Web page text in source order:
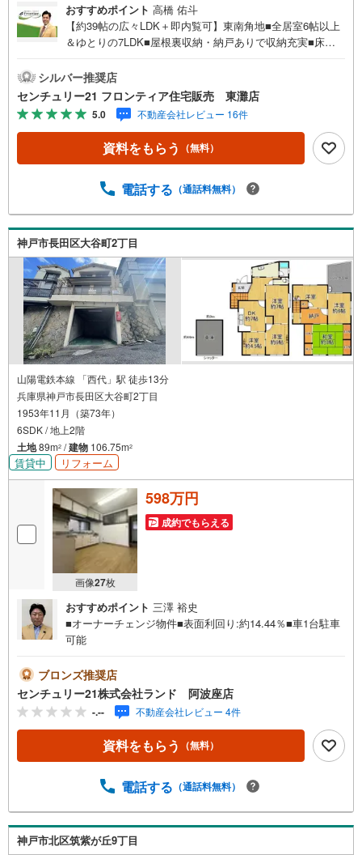
おすすめポイント 高橋 佑斗
【約39帖の広々LDK＋即内覧可】東南角地■全居室6帖以上
＆ゆとりの7LDK■屋根裏収納・納戸ありで収納充実■床暖
付きで多世帯にも 特徴・神戸市西神山手線「板宿」駅徒歩
7分の利便性・外壁4面タイル貼りの重厚感ある外観・駐車
スペースは2台分を確保・浴室・玄関には大理石を使用・リ
ビング階段採用で家族の気配が感じられる・3階建て・バル
コニー付きの明るい住空間・生活施設が身近に揃う便利な
住環境 立地・五位の池小学校まで徒歩約5分・高取台中学
ロ、ファイナンシャルプランナーが資金計画をサポート！
くさんの銀行と繋がりがあるため、最も低金利になるよう
に審査が可能！4.物件のお引渡し後に必要になったお家の
リフォームも弊社のリフォームプランナーがご提案！5.定
期的にご連絡を繋ぎ、有事の際に迅速にサポートいたしま
す
シルバー推奨店
センチュリー21 フロンティア住宅販売 東灘店
5.0 不動産会社レビュー 16件
資料をもらう （無料）
電話する （通話料無料）
神戸市長田区大谷町2丁目
山陽電鉄本線 「西代」駅 徒歩13分
兵庫県神戸市長田区大谷町2丁目
1953年11月（築73年）
6SDK / 地上2階
土地89m2 /建物 106.75m2
賃貸中 リフォーム
画像27枚
598万円
成約でもらえる
おすすめポイント 三澤 裕史
■オーナーチェンジ物件■表面利回り:約14.44％■車1台駐車
可能
ブロンズ推奨店
センチュリー21株式会社ランド 阿波座店
-.-- 不動産会社レビュー 4件
資料をもらう （無料）
電話する （通話料無料）
神戸市北区筑紫が丘9丁目